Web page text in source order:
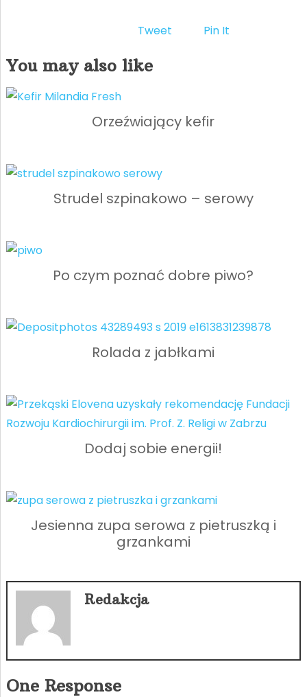
Tweet Pin It
You may also like
Orzeźwiający kefir
Strudel szpinakowo – serowy
Po czym poznać dobre piwo?
Rolada z jabłkami
Dodaj sobie energii!
Jesienna zupa serowa z pietruszką i
grzankami
Redakcja
One Response